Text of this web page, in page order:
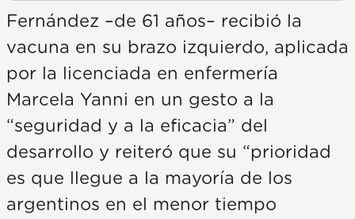
Fernández –de 61 años– recibió la
vacuna en su brazo izquierdo, aplicada
por la licenciada en enfermería
Marcela Yanni en un gesto a la
“seguridad y a la eficacia” del
desarrollo y reiteró que su “prioridad
es que llegue a la mayoría de los
argentinos en el menor tiempo